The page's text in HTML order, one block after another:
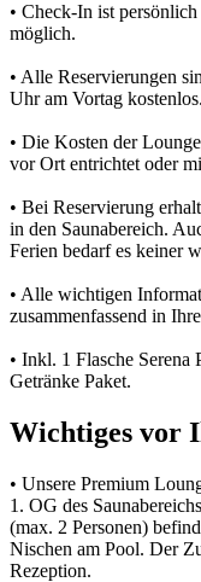
• Check-In ist
möglich.
• Alle Reservierungen
Uhr am Vortag kostenlos.
• Die Kosten der
vor Ort entrichtet oder
• Bei Reservierung
in den Saunabereich.
Ferien bedarf es keiner
• Alle wichtigen
zusammenfassend in
• Inkl. 1 Flasche
Getränke Paket.
Wichtiges vor
• Unsere Premium
1. OG des
(max. 2 Personen)
Nischen am Pool. Der
Rezeption.